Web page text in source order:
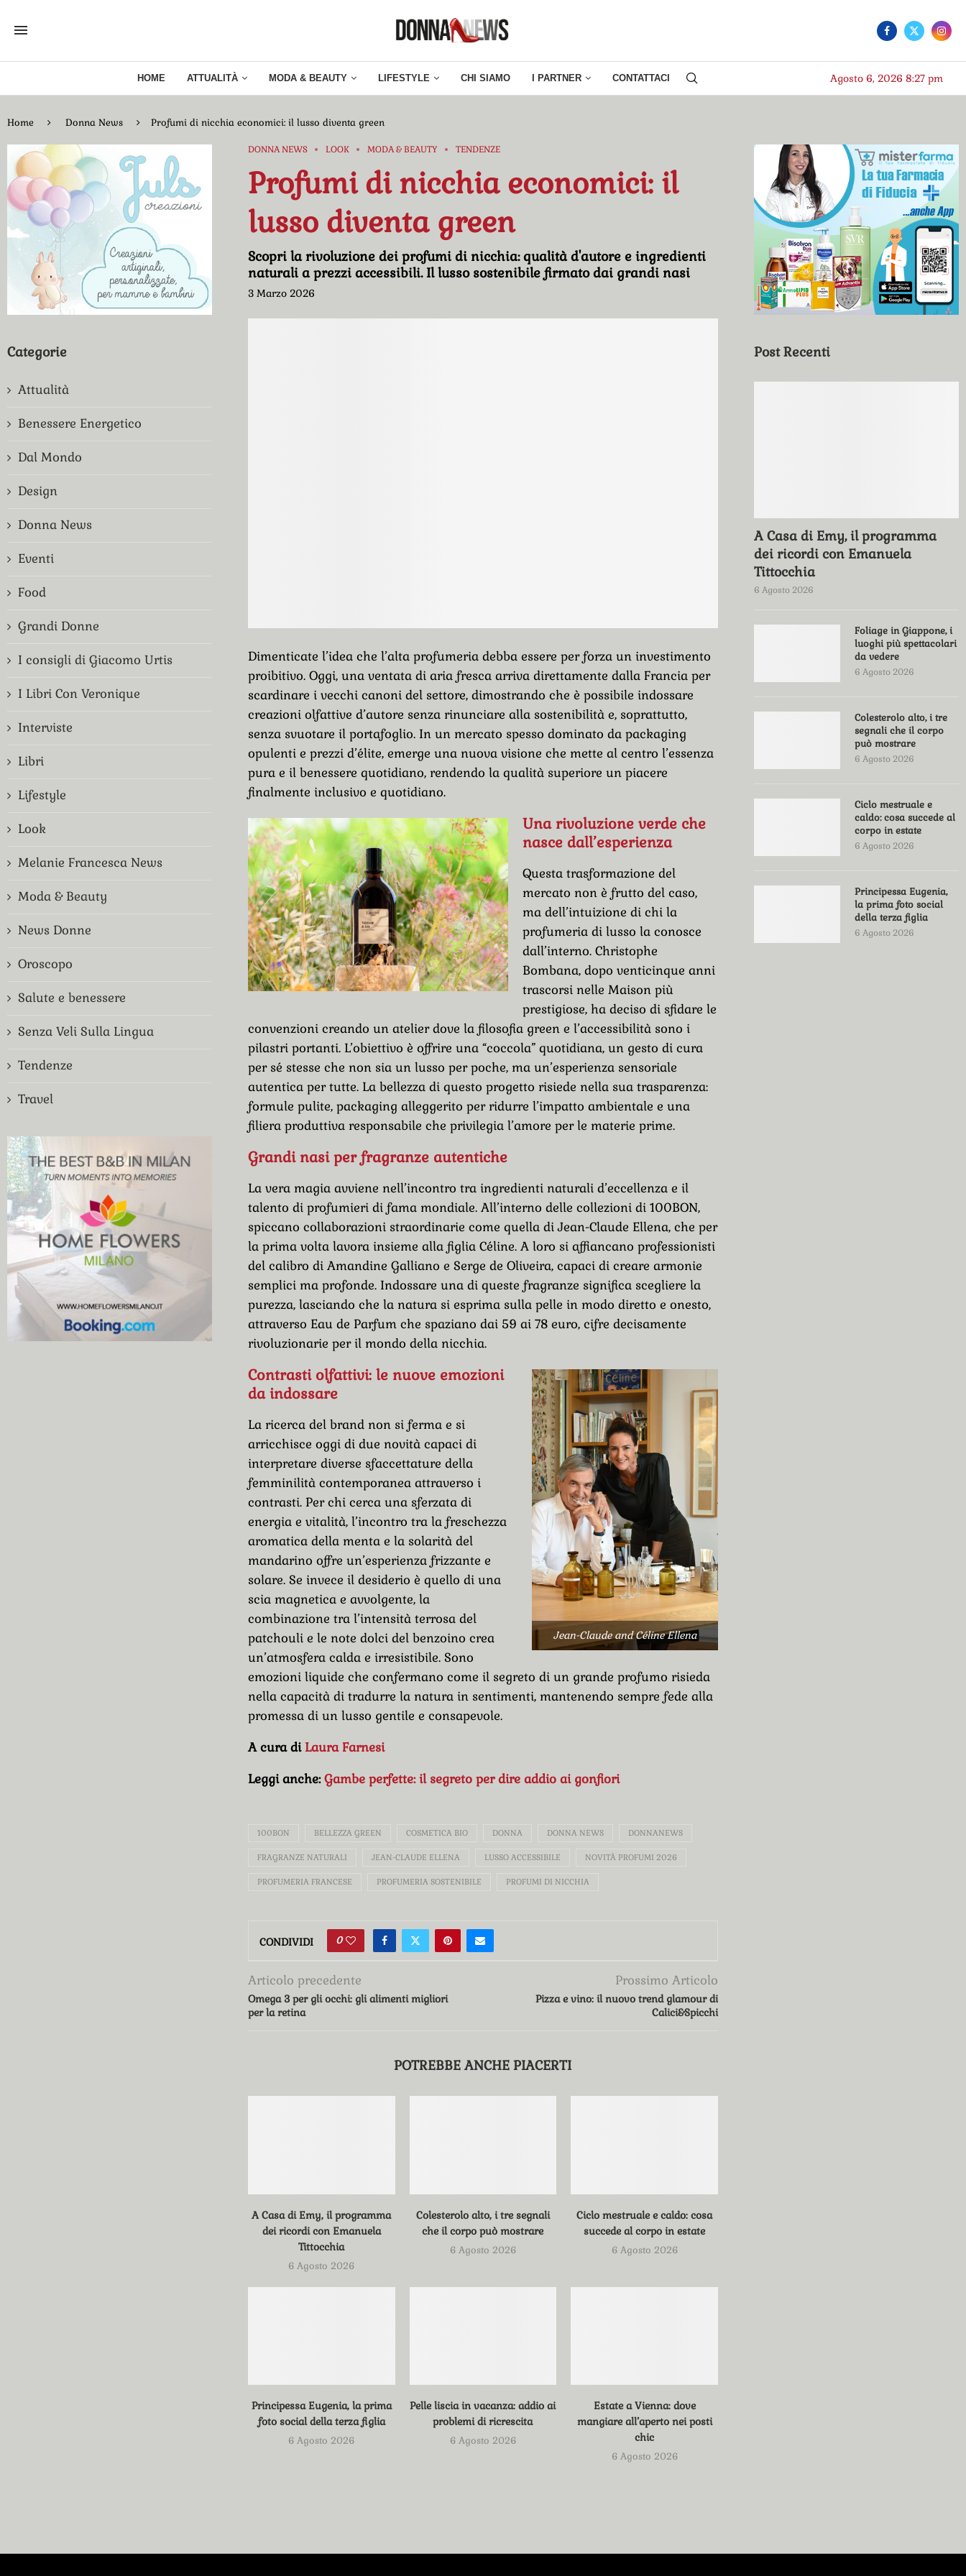
HOME ATTUALITÀ MODA & BEAUTY LIFESTYLE CHI SIAMO I PARTNER CONTATTACI Agosto 6, 2026 8:27 pm
Home Donna News Profumi di nicchia economici: il lusso diventa green
DONNA NEWS LOOK MODA & BEAUTY TENDENZE
Profumi di nicchia economici: il
lusso diventa green
Scopri la rivoluzione dei profumi di nicchia: qualità d'autore e ingredienti
naturali a prezzi accessibili. Il lusso sostenibile firmato dai grandi nasi
3 Marzo 2026
Dimenticate l’idea che l’alta profumeria debba essere per forza un investimento
proibitivo. Oggi, una ventata di aria fresca arriva direttamente dalla Francia per
scardinare i vecchi canoni del settore, dimostrando che è possibile indossare
creazioni olfattive d’autore senza rinunciare alla sostenibilità e, soprattutto,
senza svuotare il portafoglio. In un mercato spesso dominato da packaging
opulenti e prezzi d’élite, emerge una nuova visione che mette al centro l’essenza
pura e il benessere quotidiano, rendendo la qualità superiore un piacere
finalmente inclusivo e quotidiano.
Una rivoluzione verde che
nasce dall’esperienza
Questa trasformazione del
mercato non è frutto del caso,
ma dell’intuizione di chi la
profumeria di lusso la conosce
dall’interno. Christophe
Bombana, dopo venticinque anni
trascorsi nelle Maison più
prestigiose, ha deciso di sfidare le
convenzioni creando un atelier dove la filosofia green e l’accessibilità sono i
pilastri portanti. L’obiettivo è offrire una “coccola” quotidiana, un gesto di cura
per sé stesse che non sia un lusso per poche, ma un’esperienza sensoriale
autentica per tutte. La bellezza di questo progetto risiede nella sua trasparenza:
formule pulite, packaging alleggerito per ridurre l’impatto ambientale e una
filiera produttiva responsabile che privilegia l’amore per le materie prime.
Grandi nasi per fragranze autentiche
La vera magia avviene nell’incontro tra ingredienti naturali d’eccellenza e il
talento di profumieri di fama mondiale. All’interno delle collezioni di 100BON,
spiccano collaborazioni straordinarie come quella di Jean-Claude Ellena, che per
la prima volta lavora insieme alla figlia Céline. A loro si affiancano professionisti
del calibro di Amandine Galliano e Serge de Oliveira, capaci di creare armonie
semplici ma profonde. Indossare una di queste fragranze significa scegliere la
purezza, lasciando che la natura si esprima sulla pelle in modo diretto e onesto,
attraverso Eau de Parfum che spaziano dai 59 ai 78 euro, cifre decisamente
rivoluzionarie per il mondo della nicchia.
Jean-Claude and Céline Ellena
Contrasti olfattivi: le nuove emozioni
da indossare
La ricerca del brand non si ferma e si
arricchisce oggi di due novità capaci di
interpretare diverse sfaccettature della
femminilità contemporanea attraverso i
contrasti. Per chi cerca una sferzata di
energia e vitalità, l’incontro tra la freschezza
aromatica della menta e la solarità del
mandarino offre un’esperienza frizzante e
solare. Se invece il desiderio è quello di una
scia magnetica e avvolgente, la
combinazione tra l’intensità terrosa del
patchouli e le note dolci del benzoino crea
un’atmosfera calda e irresistibile. Sono
emozioni liquide che confermano come il segreto di un grande profumo risieda
nella capacità di tradurre la natura in sentimenti, mantenendo sempre fede alla
promessa di un lusso gentile e consapevole.
A cura diLaura Farnesi
Leggi anche:Gambe perfette: il segreto per dire addio ai gonfiori
100BON BELLEZZA GREEN COSMETICA BIO DONNA DONNA NEWS DONNANEWS
FRAGRANZE NATURALI JEAN-CLAUDE ELLENA LUSSO ACCESSIBILE NOVITÀ PROFUMI 2026
PROFUMERIA FRANCESE PROFUMERIA SOSTENIBILE PROFUMI DI NICCHIA
CONDIVIDI 0
Articolo precedente
Omega 3 per gli occhi: gli alimenti migliori
per la retina
Prossimo Articolo
Pizza e vino: il nuovo trend glamour di
Calici&Spicchi
POTREBBE ANCHE PIACERTI
A Casa di Emy, il programma
dei ricordi con Emanuela
Tittocchia
6 Agosto 2026
Colesterolo alto, i tre segnali
che il corpo può mostrare
6 Agosto 2026
Ciclo mestruale e caldo: cosa
succede al corpo in estate
6 Agosto 2026
Principessa Eugenia, la prima
foto social della terza figlia
6 Agosto 2026
Pelle liscia in vacanza: addio ai
problemi di ricrescita
6 Agosto 2026
Estate a Vienna: dove
mangiare all’aperto nei posti
chic
6 Agosto 2026
Post Recenti
A Casa di Emy, il programma
dei ricordi con Emanuela
Tittocchia
6 Agosto 2026
Foliage in Giappone, i
luoghi più spettacolari
da vedere
6 Agosto 2026
Colesterolo alto, i tre
segnali che il corpo
può mostrare
6 Agosto 2026
Ciclo mestruale e
caldo: cosa succede al
corpo in estate
6 Agosto 2026
Principessa Eugenia,
la prima foto social
della terza figlia
6 Agosto 2026
Categorie
Attualità
Benessere Energetico
Dal Mondo
Design
Donna News
Eventi
Food
Grandi Donne
I consigli di Giacomo Urtis
I Libri Con Veronique
Interviste
Libri
Lifestyle
Look
Melanie Francesca News
Moda & Beauty
News Donne
Oroscopo
Salute e benessere
Senza Veli Sulla Lingua
Tendenze
Travel